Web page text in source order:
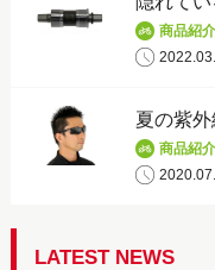
商品紹介
夏の紫外
商品紹介
LATEST NEWS